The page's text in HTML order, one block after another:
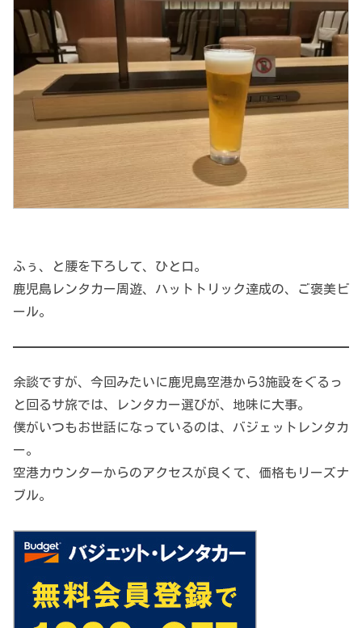
ふぅ、と腰を下ろして、ひと口。
鹿児島レンタカー周遊、ハットトリック達成の、ご褒美ビ
ール。
余談ですが、今回みたいに鹿児島空港から3施設をぐるっ
と回るサ旅では、レンタカー選びが、地味に大事。
僕がいつもお世話になっているのは、バジェットレンタカ
ー。
空港カウンターからのアクセスが良くて、価格もリーズナ
ブル。